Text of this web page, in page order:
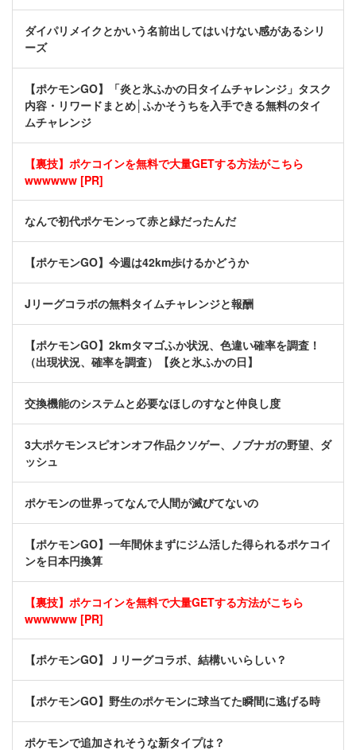
ダイパリメイクとかいう名前出してはいけない感があるシリ
ーズ
【ポケモンGO】「炎と氷ふかの日タイムチャレンジ」タスク
内容・リワードまとめ│ふかそうちを入手できる無料のタイ
ムチャレンジ
【裏技】ポケコインを無料で大量GETする方法がこちら
wwwwww [PR]
なんで初代ポケモンって赤と緑だったんだ
【ポケモンGO】今週は42km歩けるかどうか
Jリーグコラボの無料タイムチャレンジと報酬
【ポケモンGO】2kmタマゴふか状況、色違い確率を調査！
（出現状況、確率を調査）【炎と氷ふかの日】
交換機能のシステムと必要なほしのすなと仲良し度
3大ポケモンスピオンオフ作品クソゲー、ノブナガの野望、ダ
ッシュ
ポケモンの世界ってなんで人間が滅びてないの
【ポケモンGO】一年間休まずにジム活した得られるポケコイ
ンを日本円換算
【裏技】ポケコインを無料で大量GETする方法がこちら
wwwwww [PR]
【ポケモンGO】Ｊリーグコラボ、結構いいらしい？
【ポケモンGO】野生のポケモンに球当てた瞬間に逃げる時
ポケモンで追加されそうな新タイプは？